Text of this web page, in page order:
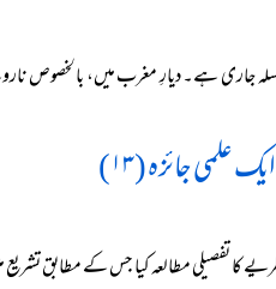
ہے۔ دیارِ مغرب میں، بالخصوص ناروے
جائزہ (۱۳)
کا تفصیلی مطالعہ کیا جس کے مطابق